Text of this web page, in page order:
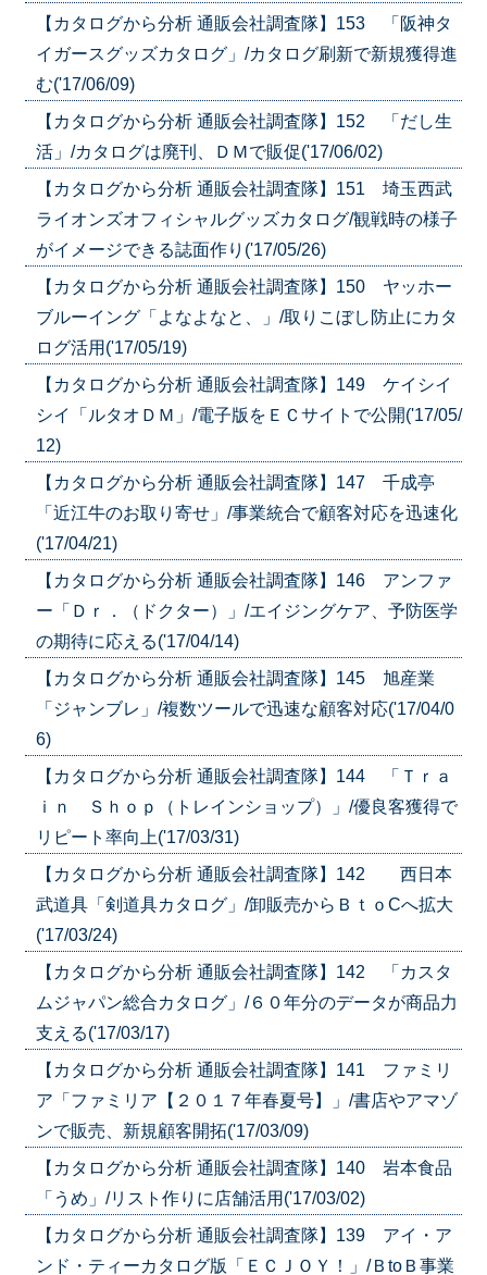
【カタログから分析 通販会社調査隊】153 「阪神タ
イガースグッズカタログ」/カタログ刷新で新規獲得進
む('17/06/09)
【カタログから分析 通販会社調査隊】152 「だし生
活」/カタログは廃刊、ＤＭで販促('17/06/02)
【カタログから分析 通販会社調査隊】151 埼玉西武
ライオンズオフィシャルグッズカタログ/観戦時の様子
がイメージできる誌面作り('17/05/26)
【カタログから分析 通販会社調査隊】150 ヤッホー
ブルーイング「よなよなと、」/取りこぼし防止にカタ
ログ活用('17/05/19)
【カタログから分析 通販会社調査隊】149 ケイシイ
シイ「ルタオＤＭ」/電子版をＥＣサイトで公開('17/05/
12)
【カタログから分析 通販会社調査隊】147 千成亭
「近江牛のお取り寄せ」/事業統合で顧客対応を迅速化
('17/04/21)
【カタログから分析 通販会社調査隊】146 アンファ
ー「Ｄｒ．（ドクター）」/エイジングケア、予防医学
の期待に応える('17/04/14)
【カタログから分析 通販会社調査隊】145 旭産業
「ジャンブレ」/複数ツールで迅速な顧客対応('17/04/0
6)
【カタログから分析 通販会社調査隊】144 「Ｔｒａ
ｉｎ Ｓｈｏｐ（トレインショップ）」/優良客獲得で
リピート率向上('17/03/31)
【カタログから分析 通販会社調査隊】142 西日本
武道具「剣道具カタログ」/卸販売からＢｔｏCへ拡大
('17/03/24)
【カタログから分析 通販会社調査隊】142 「カスタ
ムジャパン総合カタログ」/６０年分のデータが商品力
支える('17/03/17)
【カタログから分析 通販会社調査隊】141 ファミリ
ア「ファミリア【２０１７年春夏号】」/書店やアマゾ
ンで販売、新規顧客開拓('17/03/09)
【カタログから分析 通販会社調査隊】140 岩本食品
「うめ」/リスト作りに店舗活用('17/03/02)
【カタログから分析 通販会社調査隊】139 アイ・ア
ンド・ティーカタログ版「ＥＣＪＯＹ！」/ＢtoＢ事業